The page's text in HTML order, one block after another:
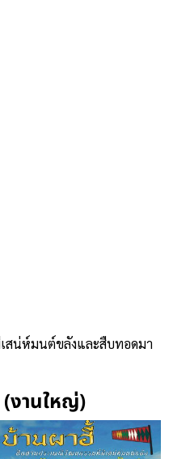
สน่ห์มนต์ขลังและสืบทอดมา
งานใหญ่)